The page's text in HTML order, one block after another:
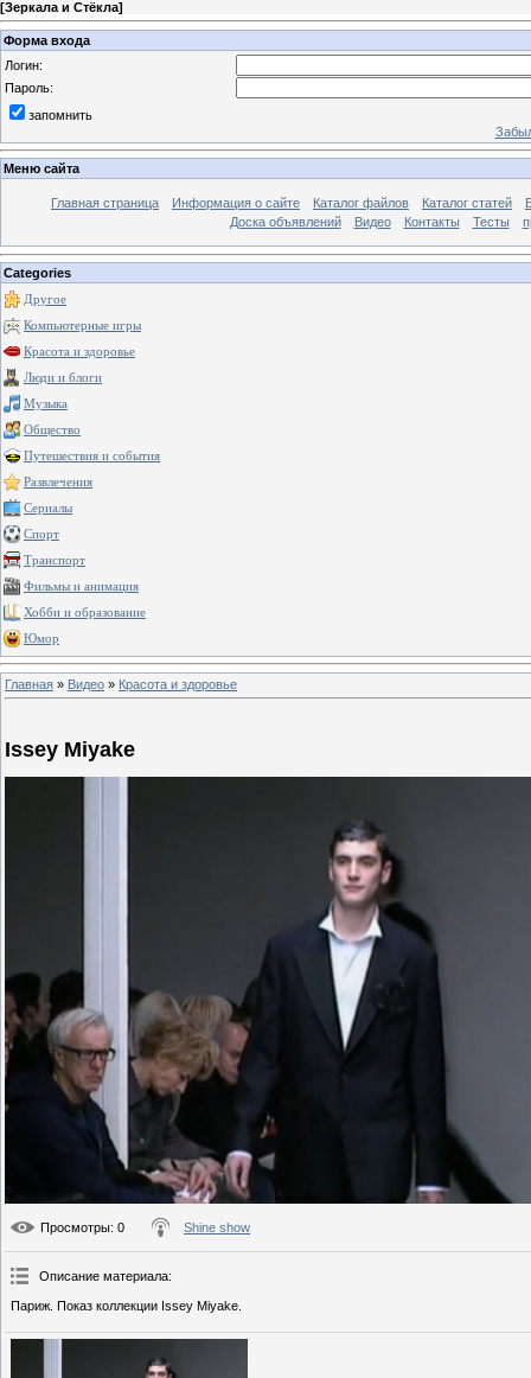
[Зеркала и Стёкла]
Форма входа
Логин:
Пароль:
запомнить
Меню сайта
Главная страница Информация о сайте Каталог файлов Каталог статей
Доска объявлений
Видео Контакты Тесты
Categories
Другое
Компьютерные игры
Красота и здоровье
Люди и блоги
Музыка
Общество
Путешествия и события
Развлечения
Сериалы
Спорт
Транспорт
Фильмы и анимация
Хобби и образование
Юмор
Главная » Видео » Красота и здоровье
Issey Miyake
Просмотры: 0 Shine show
Описание материала:
Париж. Показ коллекции Issey Miyake.